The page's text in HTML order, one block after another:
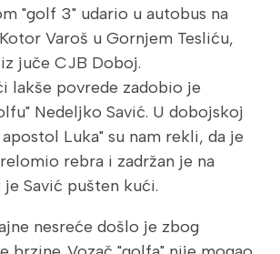
"golf 3" udario u autobus na
Varoš u Gornjem Tesliću,
juče CJB Doboj.
lakše povrede zadobio je
Nedeljko Savić. U dobojskoj
Luka" su nam rekli, da je
rebra i zadržan je na
Savić pušten kući.
nesreće došlo je zbog